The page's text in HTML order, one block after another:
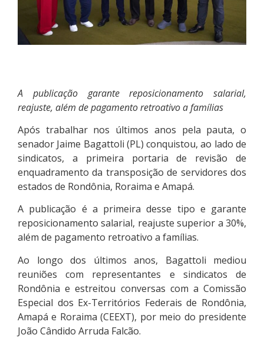
A publicação garante reposicionamento salarial,
reajuste, além de pagamento retroativo a famílias
Após trabalhar nos últimos anos pela pauta, o
senador Jaime Bagattoli (PL) conquistou, ao lado de
sindicatos, a primeira portaria de revisão de
enquadramento da transposição de servidores dos
estados de Rondônia, Roraima e Amapá.
A publicação é a primeira desse tipo e garante
reposicionamento salarial, reajuste superior a 30%,
além de pagamento retroativo a famílias.
Ao longo dos últimos anos, Bagattoli mediou
reuniões com representantes e sindicatos de
Rondônia e estreitou conversas com a Comissão
Especial dos Ex-Territórios Federais de Rondônia,
Amapá e Roraima (CEEXT), por meio do presidente
João Cândido Arruda Falcão.